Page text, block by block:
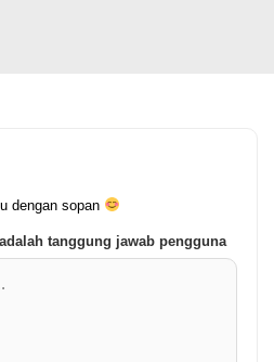
dengan sopan
tanggung jawab pengguna